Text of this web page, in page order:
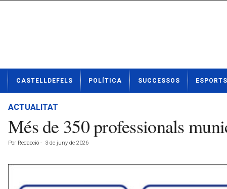
t
CASTELLDEFELS POLÍTICA SUCCESSOS ESPORTS
ACTUALITAT
Més de 350 professionals
Por Redacció - 3 de juny de 2026